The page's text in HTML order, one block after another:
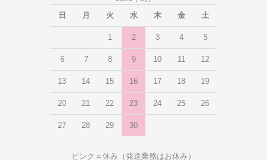
日
月 火 水 木 金 土
1 2 3 4 5
6 7 8 9 10 11 12
13 14 15 16 17 18 19
20 21 22 23 24 25 26
27 28 29 30
ピンク＝休み（発送業務はお休み）